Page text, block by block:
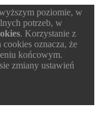
poziomie, w
potrzeb, w
. Korzystanie z
oznacza, że
końcowym.
zmiany ustawień